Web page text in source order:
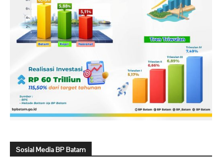
Sosial Media BP Batam